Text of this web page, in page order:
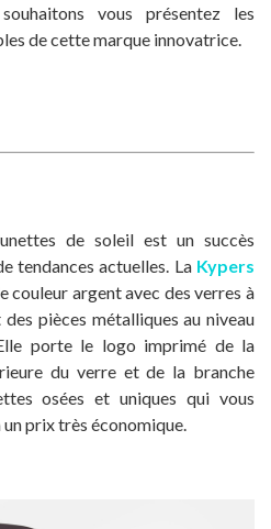
vous présentez les
de cette marque innovatrice.
de soleil est un succès
tendances actuelles. La Kypers
couleur argent avec des verres à
pièces métalliques au niveau
porte le logo imprimé de la
du verre et de la branche
osées et uniques qui vous
prix très économique.